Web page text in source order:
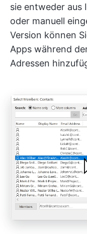
sie entweder aus
oder manuell
Version können
Apps während
Adressen